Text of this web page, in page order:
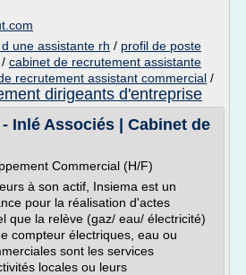
une assistante rh / profil de poste
/ cabinet de recrutement assistante
recrutement assistant commercial /
dirigeants d'entreprise
Inlé Associés | Cabinet de
Commercial (H/F)
à son actif, Insiema est un
pour la réalisation d'actes
que la relève (gaz/ eau/ électricité)
compteur électriques, eau ou
sont les services
locales ou leurs